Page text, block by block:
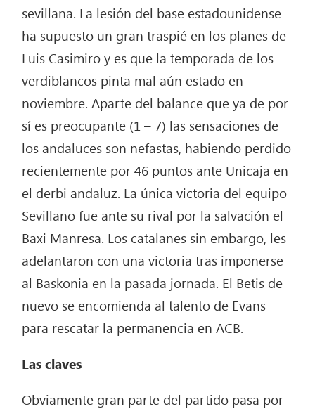
sevillana. La lesión del base estadounidense
ha supuesto un gran traspié en los planes de
Luis Casimiro y es que la temporada de los
verdiblancos pinta mal aún estado en
noviembre. Aparte del balance que ya de por
sí es preocupante (1 – 7) las sensaciones de
los andaluces son nefastas, habiendo perdido
recientemente por 46 puntos ante Unicaja en
el derbi andaluz. La única victoria del equipo
Sevillano fue ante su rival por la salvación el
Baxi Manresa. Los catalanes sin embargo, les
adelantaron con una victoria tras imponerse
al Baskonia en la pasada jornada. El Betis de
nuevo se encomienda al talento de Evans
para rescatar la permanencia en ACB.
Las claves
Obviamente gran parte del partido pasa por